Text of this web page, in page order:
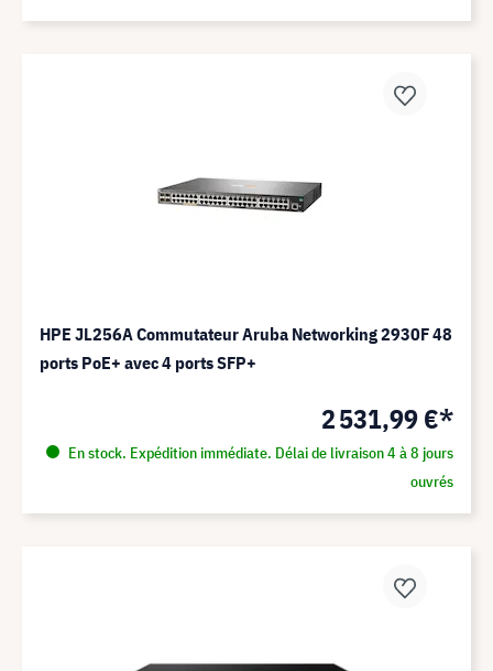
HPE JL256A Commutateur Aruba Networking 2930F 48
ports PoE+ avec 4 ports SFP+
2 531,99 €*
En stock. Expédition immédiate. Délai de livraison 4 à 8 jours
ouvrés